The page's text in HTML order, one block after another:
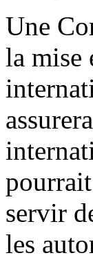
Une
la mise
servir
les